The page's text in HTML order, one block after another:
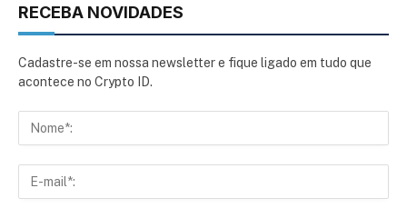
RECEBA NOVIDADES
Cadastre-se em nossa newsletter e fique ligado em tudo que
acontece no Crypto ID.